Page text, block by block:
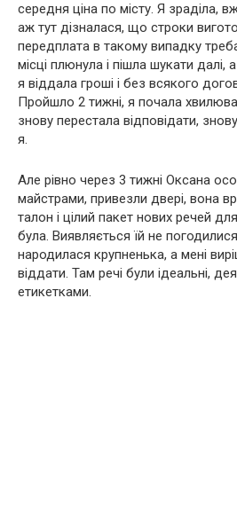
середня ціна по місту. Я зраділа,
аж тут дізналася, що строки
передплата в такому випадку
місці плюнула і пішла шукати
я віддала гроші і без всякого
Пройшло 2 тижні, я почала
знову перестала відповідати,
я.
Але рівно через 3 тижні Оксана
майстрами, привезли двері, вона
талон і цілий пакет нових речей
була. Виявляється їй не
народилася крупненька, а мені
віддати. Там речі були ідеальні,
етикетками.